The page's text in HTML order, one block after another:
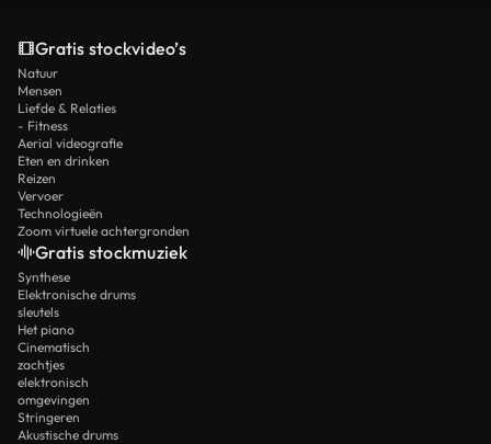
Gratis stockvideo’s
Natuur
Mensen
Liefde & Relaties
- Fitness
Aerial videografie
Eten en drinken
Reizen
Vervoer
Technologieën
Zoom virtuele achtergronden
Gratis stockmuziek
Synthese
Elektronische drums
sleutels
Het piano
Cinematisch
zachtjes
elektronisch
omgevingen
Stringeren
Akustische drums